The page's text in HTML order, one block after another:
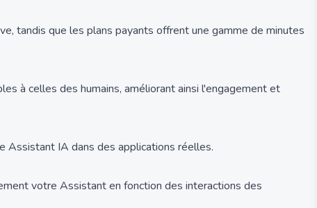
tandis que les plans payants offrent une gamme de minutes
à celles des humains, améliorant ainsi l'engagement et
IA dans des applications réelles.
votre Assistant en fonction des interactions des